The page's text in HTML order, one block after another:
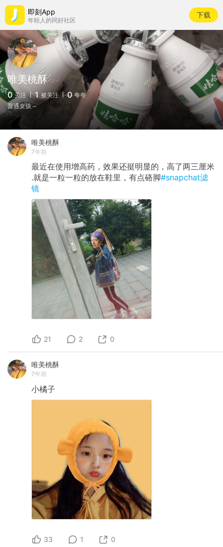
即刻App
年轻人的同好社区
下载
唯美桃酥
0 关注 1 被关注 0 夸夸
普通女孩～
唯美桃酥
7年前
最近在使用增高药，效果还挺明显的，高了两三厘米
.就是一粒一粒的放在鞋里，有点硌脚#snapchat滤
镜
21 2 0
唯美桃酥
7年前
小橘子
33 1 0